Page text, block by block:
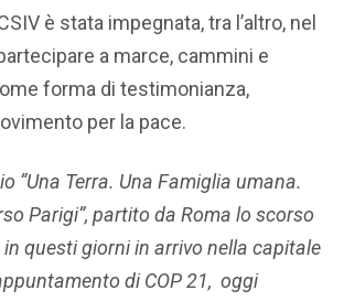
è stata impegnata, tra l’altro, nel
a marce, cammini e
forma di testimonianza,
per la pace.
“Una Terra. Una Famiglia umana.
Parigi”, partito da Roma lo scorso
questi giorni in arrivo nella capitale
di COP 21, oggi